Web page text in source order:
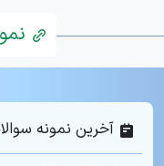
آخرین نمونه